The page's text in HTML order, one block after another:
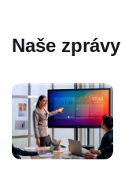
Naše zprávy